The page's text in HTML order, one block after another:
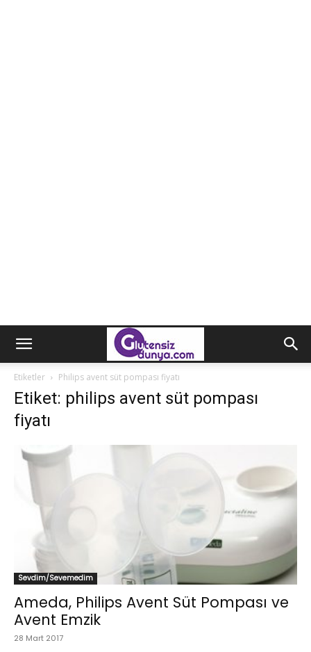
Etiketler Philips avent süt pompası fiyatı
Etiket: philips avent süt pompası
fiyatı
Sevdim/Sevemedim
Ameda, Philips Avent Süt Pompası ve
Avent Emzik
28 Mart 2017